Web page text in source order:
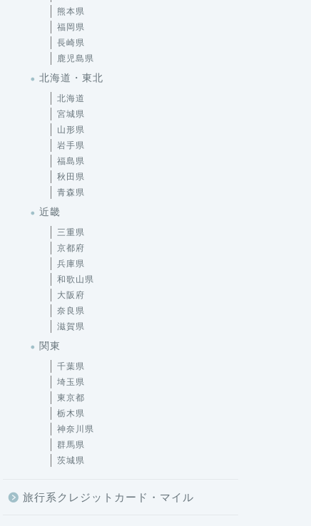
熊本県
福岡県
長崎県
鹿児島県
北海道・東北
北海道
宮城県
山形県
岩手県
福島県
秋田県
青森県
近畿
三重県
京都府
兵庫県
和歌山県
大阪府
奈良県
滋賀県
関東
千葉県
埼玉県
東京都
栃木県
神奈川県
群馬県
茨城県
旅行系クレジットカード・マイル